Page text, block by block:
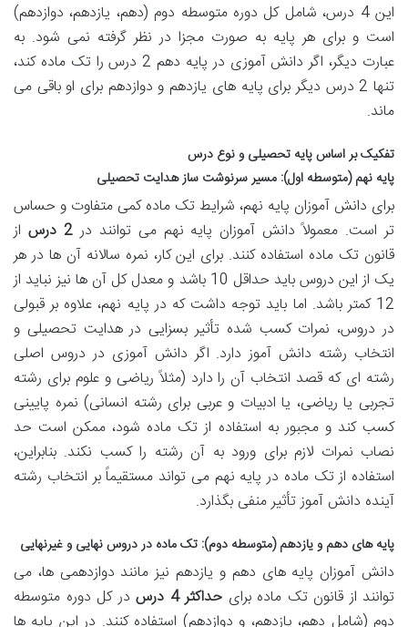
این 4 درس، شامل کل دوره متوسطه دوم (دهم، یازدهم، دوازدهم)
است و برای هر پایه به صورت مجزا در نظر گرفته نمی شود. به
عبارت دیگر، اگر دانش آموزی در پایه دهم 2 درس را تک ماده کند،
تنها 2 درس دیگر برای پایه های یازدهم و دوازدهم برای او باقی می
ماند.
تفکیک بر اساس پایه تحصیلی و نوع درس
پایه نهم (متوسطه اول): مسیر سرنوشت ساز هدایت تحصیلی
برای دانش آموزان پایه نهم، شرایط تک ماده کمی متفاوت و حساس
تر است. معمولاً دانش آموزان پایه نهم می توانند در2 درس
از
قانون تک ماده استفاده کنند. برای این کار، نمره سالانه آن ها در هر
یک از این دروس باید حداقل 10 باشد و معدل کل آن ها نیز نباید از
12 کمتر باشد. اما باید توجه داشت که در پایه نهم، علاوه بر قبولی
در دروس، نمرات کسب شده تأثیر بسزایی در هدایت تحصیلی و
انتخاب رشته دانش آموز دارد. اگر دانش آموزی در دروس اصلی
رشته ای که قصد انتخاب آن را دارد (مثلاً ریاضی و علوم برای رشته
تجربی یا ریاضی، یا ادبیات و عربی برای رشته انسانی) نمره پایینی
کسب کند و مجبور به استفاده از تک ماده شود، ممکن است حد
نصاب نمرات لازم برای ورود به آن رشته را کسب نکند. بنابراین،
استفاده از تک ماده در پایه نهم می تواند مستقیماً بر انتخاب رشته
آینده دانش آموز تأثیر منفی بگذارد.
پایه های دهم و یازدهم (متوسطه دوم): تک ماده در دروس نهایی و غیرنهایی
دانش آموزان پایه های دهم و یازدهم نیز مانند دوازدهمی ها، می
توانند از قانون تک ماده برای حداکثر 4 درس
در کل دوره متوسطه